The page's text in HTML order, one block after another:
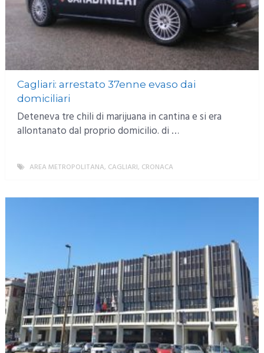
Cagliari: arrestato 37enne evaso dai
domiciliari
Deteneva tre chili di marijuana in cantina e si era
allontanato dal proprio domicilio. di …
AREA METROPOLITANA, CAGLIARI, CRONACA